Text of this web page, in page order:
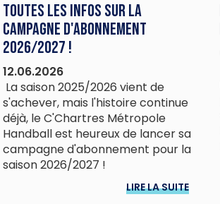
Toutes les infos sur la
campagne d'abonnement
2026/2027 !
12.06.2026
La saison 2025/2026 vient de
s'achever, mais l'histoire continue
déjà, le C'Chartres Métropole
Handball est heureux de lancer sa
campagne d'abonnement pour la
saison 2026/2027 !
LIRE LA SUITE